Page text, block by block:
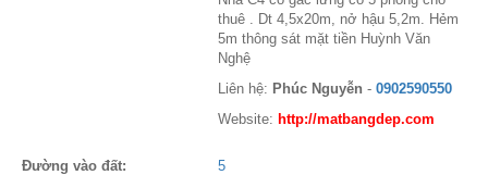
thuê . Dt 4,5x20m, nở hậu 5,2m. Hẻm
5m thông sát mặt tiền Huỳnh Văn
Nghệ
Liên hệ: Phúc Nguyễn - 0902590550
Website: http://matbangdep.com
Đường vào đất:
5